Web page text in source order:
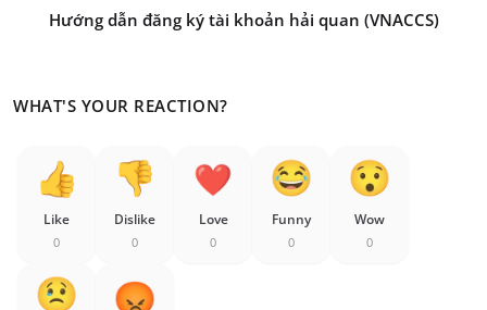
Hướng dẫn đăng ký tài khoản hải quan (VNACCS)
WHAT'S YOUR REACTION?
Like
0
Dislike
0
Love
0
Funny
0
Wow
0